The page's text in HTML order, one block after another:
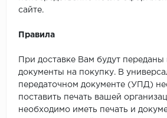
сайте.
Правила
При доставке Вам будут
документы на покупку. В
передаточном документе (УПД)
поставить печать вашей
необходимо иметь печать и